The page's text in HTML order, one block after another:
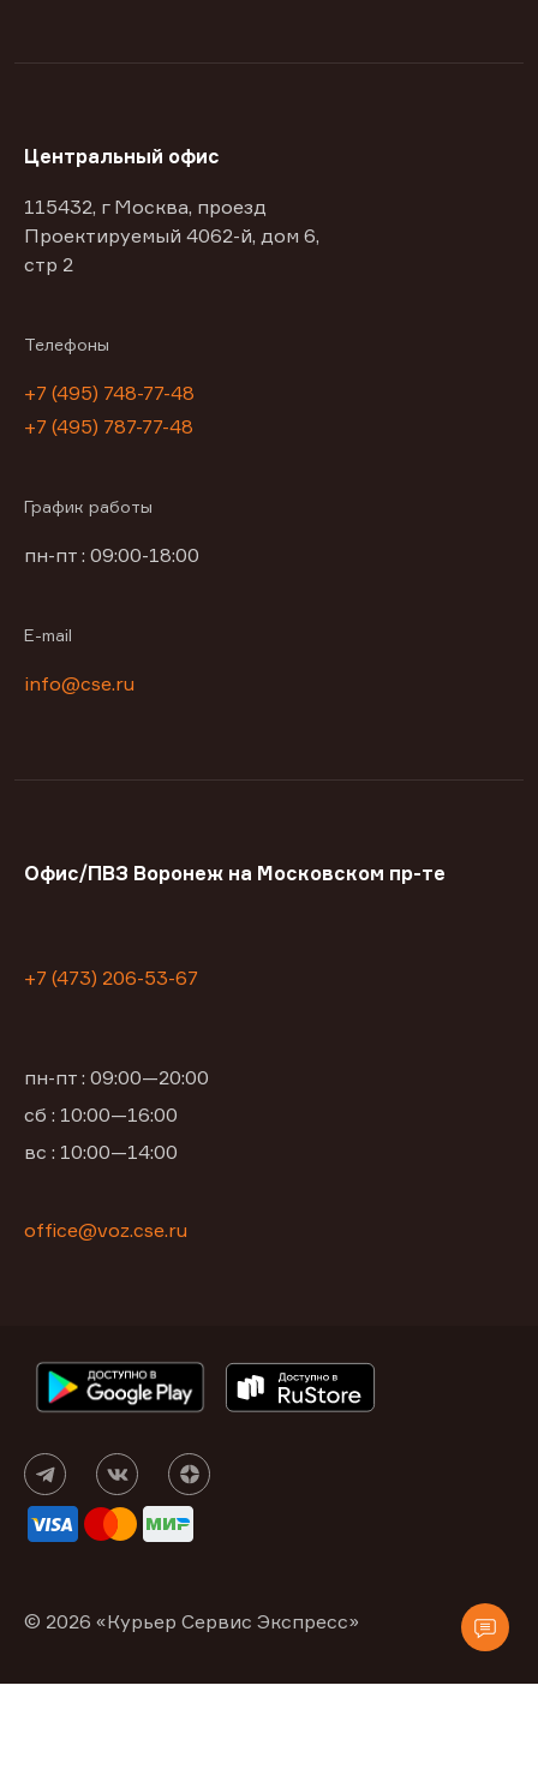
Центральный офис
115432, г Москва, проезд
Проектируемый 4062-й, дом 6,
стр 2
Телефоны
+7 (495) 748-77-48
+7 (495) 787-77-48
График работы
пн-пт : 09:00-18:00
E-mail
info@cse.ru
Офис/ПВЗ Воронеж на Московском пр-те
+7 (473) 206-53-67
пн-пт : 09:00—20:00
сб : 10:00—16:00
вс : 10:00—14:00
office@voz.cse.ru
© 2026 «Курьер Сервис Экспресс»